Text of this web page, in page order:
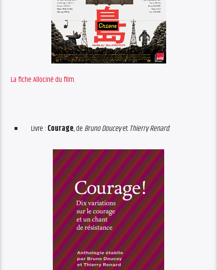
La fiche Allociné du film.
Livre : Courage, de Bruno DouceyetThierry Renard.